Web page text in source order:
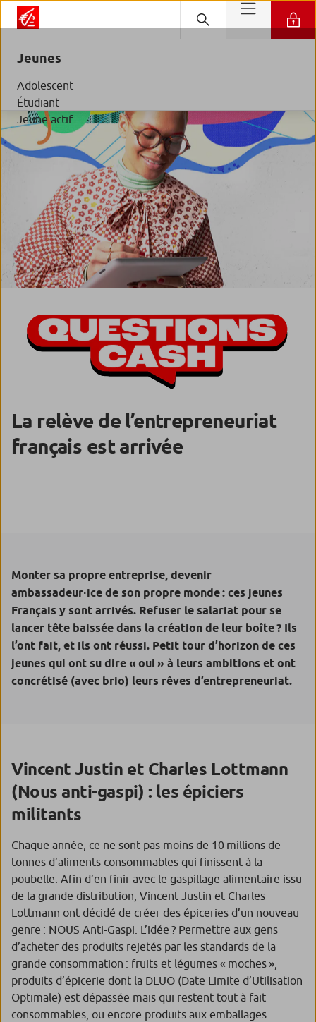
Jeunes
Adolescent
Étudiant
Jeune actif
La relève de l’entrepreneuriat
français est arrivée
Monter sa propre entreprise, devenir
ambassadeur·ice de son propre monde : ces jeunes
Français y sont arrivés. Refuser le salariat pour se
lancer tête baissée dans la création de leur boîte ? Ils
l’ont fait, et ils ont réussi. Petit tour d’horizon de ces
jeunes qui ont su dire « oui » à leurs ambitions et ont
concrétisé (avec brio) leurs rêves d’entrepreneuriat.
Vincent Justin et Charles Lottmann
(Nous anti-gaspi) : les épiciers
militants
Chaque année, ce ne sont pas moins de 10 millions de
tonnes d’aliments consommables qui finissent à la
poubelle. Afin d’en finir avec le gaspillage alimentaire issu
de la grande distribution, Vincent Justin et Charles
Lottmann ont décidé de créer des épiceries d’un nouveau
genre : NOUS Anti-Gaspi. L’idée ? Permettre aux gens
d’acheter des produits rejetés par les standards de la
grande consommation : fruits et légumes « moches »,
produits d’épicerie dont la DLUO (Date Limite d’Utilisation
Optimale) est dépassée mais qui restent tout à fait
consommables, ou encore produits aux emballages